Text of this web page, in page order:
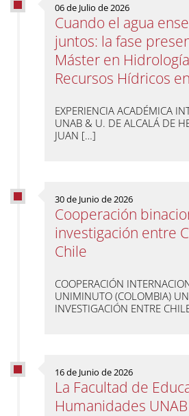
06 de Julio de 2026
Cuando el agua
juntos: la fase
Máster en
Recursos Hídricos
EXPERIENCIA ACADÉMICA
UNAB & U. DE ALCALÁ DE
JUAN […]
30 de Junio de 2026
Cooperación
investigación entre
Chile
COOPERACIÓN
UNIMINUTO (COLOMBIA)
INVESTIGACIÓN ENTRE
16 de Junio de 2026
La Facultad de
Humanidades